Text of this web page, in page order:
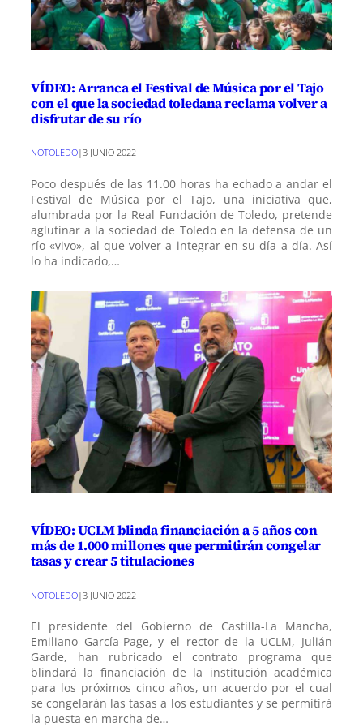
VÍDEO: Arranca el Festival de Música por el Tajo
con el que la sociedad toledana reclama volver a
disfrutar de su río
NOTOLEDO|3 JUNIO 2022
Poco después de las 11.00 horas ha echado a andar el
Festival de Música por el Tajo, una iniciativa que,
alumbrada por la Real Fundación de Toledo, pretende
aglutinar a la sociedad de Toledo en la defensa de un
río «vivo», al que volver a integrar en su día a día. Así
lo ha indicado,…
VÍDEO: UCLM blinda financiación a 5 años con
más de 1.000 millones que permitirán congelar
tasas y crear 5 titulaciones
NOTOLEDO|3 JUNIO 2022
El presidente del Gobierno de Castilla-La Mancha,
Emiliano García-Page, y el rector de la UCLM, Julián
Garde, han rubricado el contrato programa que
blindará la financiación de la institución académica
para los próximos cinco años, un acuerdo por el cual
se congelarán las tasas a los estudiantes y se permitirá
la puesta en marcha de…